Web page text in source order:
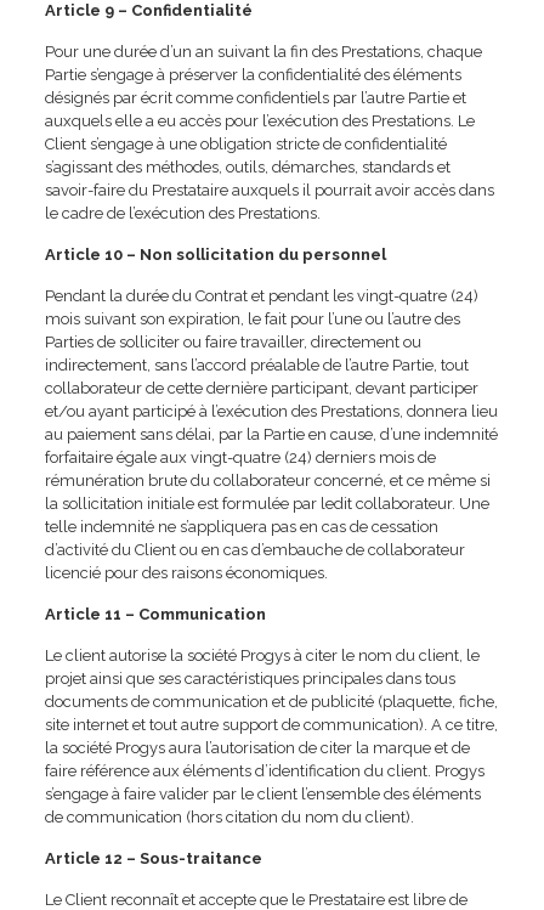
Article 9 – Confidentialité
Pour une durée d’un an suivant la fin des Prestations, chaque
Partie s’engage à préserver la confidentialité des éléments
désignés par écrit comme confidentiels par l’autre Partie et
auxquels elle a eu accès pour l’exécution des Prestations. Le
Client s’engage à une obligation stricte de confidentialité
s’agissant des méthodes, outils, démarches, standards et
savoir-faire du Prestataire auxquels il pourrait avoir accès dans
le cadre de l’exécution des Prestations.
Article 10 – Non sollicitation du personnel
Pendant la durée du Contrat et pendant les vingt-quatre (24)
mois suivant son expiration, le fait pour l’une ou l’autre des
Parties de solliciter ou faire travailler, directement ou
indirectement, sans l’accord préalable de l’autre Partie, tout
collaborateur de cette dernière participant, devant participer
et/ou ayant participé à l’exécution des Prestations, donnera lieu
au paiement sans délai, par la Partie en cause, d’une indemnité
forfaitaire égale aux vingt-quatre (24) derniers mois de
rémunération brute du collaborateur concerné, et ce même si
la sollicitation initiale est formulée par ledit collaborateur. Une
telle indemnité ne s’appliquera pas en cas de cessation
d’activité du Client ou en cas d’embauche de collaborateur
licencié pour des raisons économiques.
Article 11 – Communication
Le client autorise la société Progys à citer le nom du client, le
projet ainsi que ses caractéristiques principales dans tous
documents de communication et de publicité (plaquette, fiche,
site internet et tout autre support de communication). A ce titre,
la société Progys aura l’autorisation de citer la marque et de
faire référence aux éléments d’identification du client. Progys
s’engage à faire valider par le client l’ensemble des éléments
de communication (hors citation du nom du client).
Article 12 – Sous-traitance
Le Client reconnaît et accepte que le Prestataire est libre de